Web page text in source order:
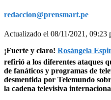
redaccion@prensmart.pe
Actualizado el 08/11/2021, 09:23
¡Fuerte y claro! Rosángela
refirió a los diferentes ataques
de fanáticos y programas de
desmentida por Telemundo
la cadena televisiva